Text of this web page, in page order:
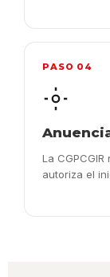
PASO 04
La
autoriza el